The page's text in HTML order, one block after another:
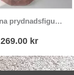
Madonna prydnadsfigur blå antik
269.00 kr